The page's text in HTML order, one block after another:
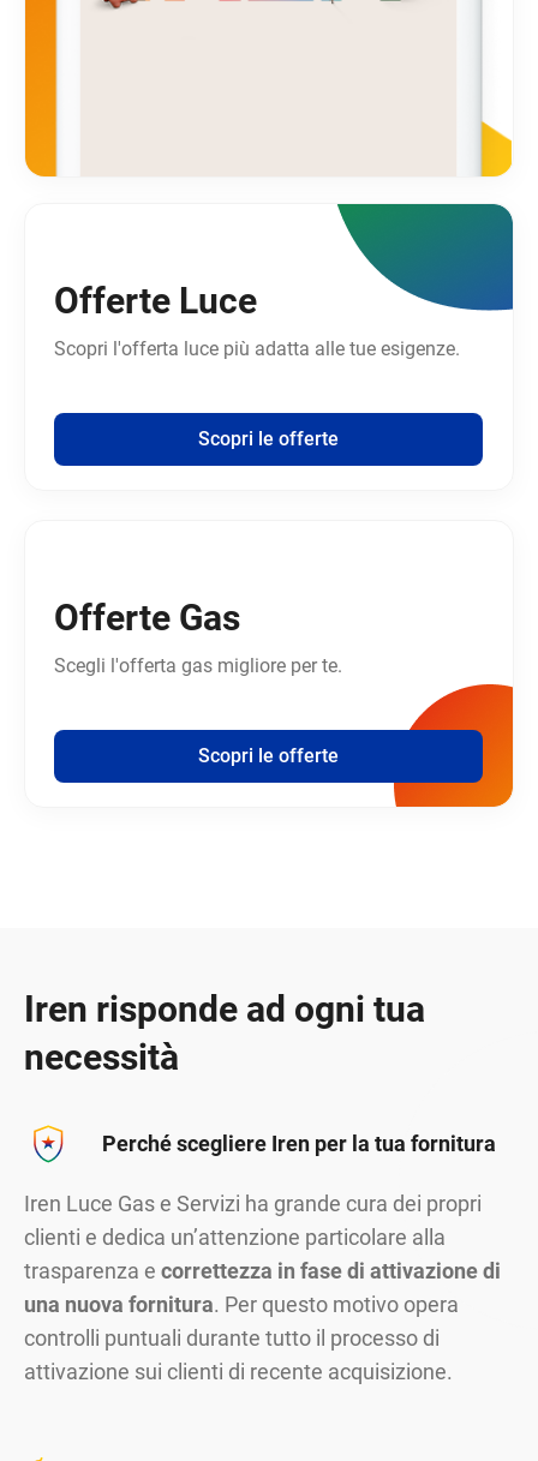
Offerte Luce
Scopri l'offerta luce più adatta alle tue esigenze.
Scopri le offerte
Offerte Gas
Scegli l'offerta gas migliore per te.
Scopri le offerte
Iren risponde ad ogni tua
necessità
Perché scegliere Iren per la tua fornitura
Iren Luce Gas e Servizi ha grande cura dei propri
clienti e dedica un’attenzione particolare alla
trasparenza ecorrettezza in fase di attivazione di
una nuova fornitura. Per questo motivo opera
controlli puntuali durante tutto il processo di
attivazione sui clienti di recente acquisizione.